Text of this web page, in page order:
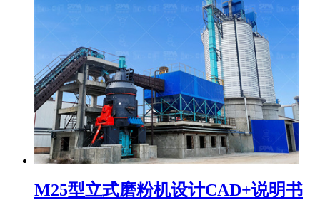
M25型立式磨粉机设计CAD+说明书